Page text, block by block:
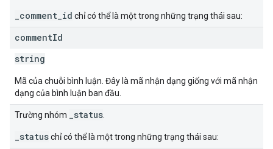
_comment_id chỉ có thể là một trong những trạng thái sau:
commentId
string
Mã của chuỗi bình luận. Đây là mã nhận dạng giống với mã nhận
dạng của bình luận ban đầu.
Trường nhóm _status
_statuschỉ có thể là một trong những trạng thái sau: